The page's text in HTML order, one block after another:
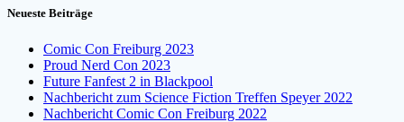
Neueste Beiträge
Comic Con Freiburg 2023
Proud Nerd Con 2023
Future Fanfest 2 in Blackpool
Nachbericht zum Science Fiction Treffen Speyer 2022
Nachbericht Comic Con Freiburg 2022